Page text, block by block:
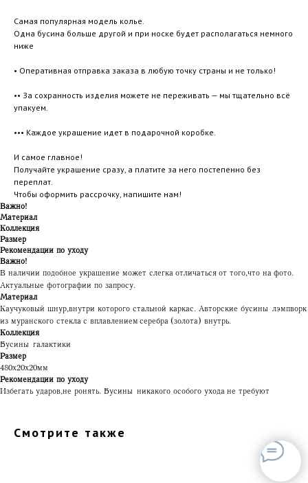
Самая популярная модель колье.
Одна бусина больше другой и при носке будет располагаться немного
ниже
• Оперативная отправка заказа в любую точку страны и не только!
•• За сохранность изделия можете не переживать — мы тщательно всё
упакуем.
••• Каждое украшение идет в подарочной коробке.
И самое главное!
Получайте украшение сразу, а платите за него постепенно без
переплат.
Чтобы оформить рассрочку, напишите нам!
Важно!
Материал
Коллекция
Размер
Рекомендации по уходу
Важно!
В наличии подобное украшение может слегка отличаться от того, что на фото.
Актуальные фотографии по запросу.
Материал
Каучуковый шнур, внутри которого стальной каркас. Авторские бусины лэмпворк
из муранского стекла с вплавлением серебра (золота) внутрь.
Коллекция
Бусины галактики
Размер
480х20х20мм
Рекомендации по уходу
Избегать ударов, не ронять. Бусины никакого особого ухода не требуют
Смотрите также